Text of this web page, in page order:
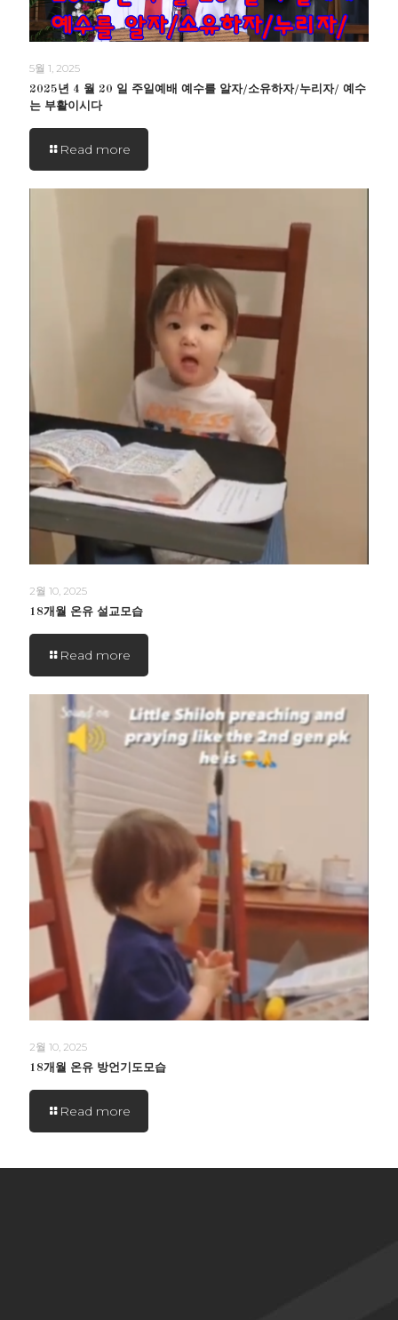
5월 1, 2025
2025년 4 월 20 일 주일예배 예수를 알자/소유하자/누리자/ 예수
는 부활이시다
Read more
2월 10, 2025
18개월 온유 설교모습
Read more
2월 10, 2025
18개월 온유 방언기도모습
Read more